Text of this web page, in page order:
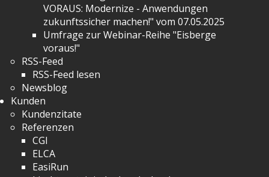
VORAUS: Modernize - Anwendungen
zukunftssicher machen!" vom 07.05.2025
Umfrage zur Webinar-Reihe "Eisberge
voraus!"
RSS-Feed
RSS-Feed lesen
Newsblog
Kunden
Kundenzitate
Referenzen
CGI
ELCA
EasiRun